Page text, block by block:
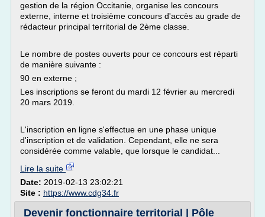
gestion de la région Occitanie, organise les concours
externe, interne et troisième concours d'accès au grade de
rédacteur principal territorial de 2ème classe.
Le nombre de postes ouverts pour ce concours est réparti
de manière suivante :
90 en externe ;
Les inscriptions se feront du mardi 12 février au mercredi
20 mars 2019.
L'inscription en ligne s'effectue en une phase unique
d'inscription et de validation. Cependant, elle ne sera
considérée comme valable, que lorsque le candidat...
Lire la suite
Date: 2019-02-13 23:02:21
Site : https://www.cdg34.fr
Devenir fonctionnaire territorial | Pôle